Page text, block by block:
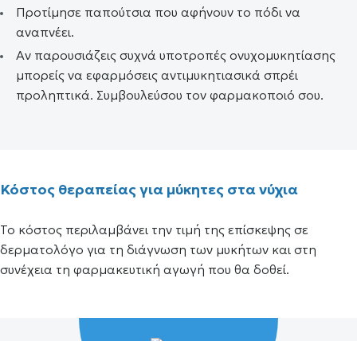
Προτίμησε παπούτσια που αφήνουν το πόδι να
αναπνέει.
Αν παρουσιάζεις συχνά υποτροπές ονυχομυκητίασης
μπορείς να εφαρμόσεις αντιμυκητιασικά σπρέι
προληπτικά. Συμβουλεύσου τον φαρμακοποιό σου.
Κόστος θεραπείας για μύκητες στα νύχια
Το κόστος περιλαμβάνει την τιμή της επίσκεψης σε
δερματολόγο για τη διάγνωση των μυκήτων και στη
συνέχεια τη φαρμακευτική αγωγή που θα δοθεί.